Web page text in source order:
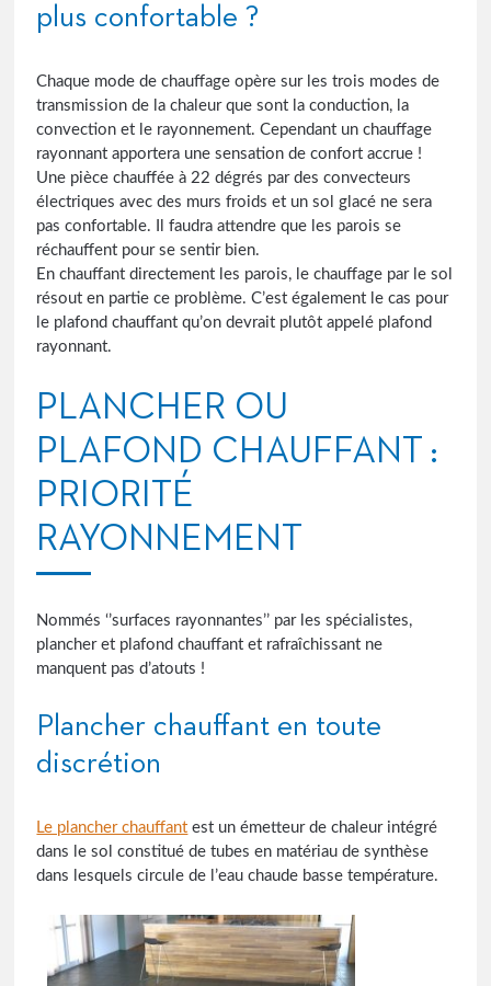
plus confortable ?
Chaque mode de chauffage opère sur les trois modes de
transmission de la chaleur que sont la conduction, la
convection et le rayonnement. Cependant un chauffage
rayonnant apportera une sensation de confort accrue !
Une pièce chauffée à 22 dégrés par des convecteurs
électriques avec des murs froids et un sol glacé ne sera
pas confortable. Il faudra attendre que les parois se
réchauffent pour se sentir bien.
En chauffant directement les parois, le chauffage par le sol
résout en partie ce problème. C’est également le cas pour
le plafond chauffant qu’on devrait plutôt appelé plafond
rayonnant.
PLANCHER OU
PLAFOND CHAUFFANT :
PRIORITÉ
RAYONNEMENT
Nommés ‘’surfaces rayonnantes’’ par les spécialistes,
plancher et plafond chauffant et rafraîchissant ne
manquent pas d’atouts !
Plancher chauffant en toute
discrétion
Le plancher chauffant est un émetteur de chaleur intégré
dans le sol constitué de tubes en matériau de synthèse
dans lesquels circule de l’eau chaude basse température.